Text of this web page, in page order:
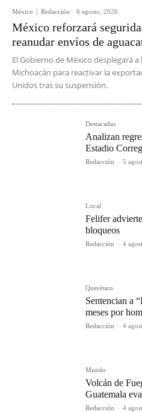
México Redacción - 6 agosto, 2026
México reforzará
reanudar envíos de
El Gobierno de México desplegará
Michoacán para reactivar la
Unidos tras su suspensión.
Destacadas
Analizan
Estadio
Redacción - 5
Local
Felifer
bloqueos
Redacción - 4
Querétaro
Sentencian a
meses por
Redacción - 4
Mundo
Volcán de
Guatemala
Redacción - 4